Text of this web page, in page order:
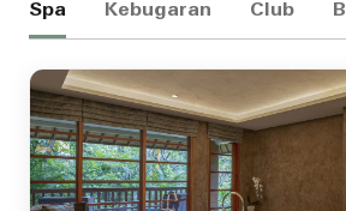
Spa Kebugaran Club